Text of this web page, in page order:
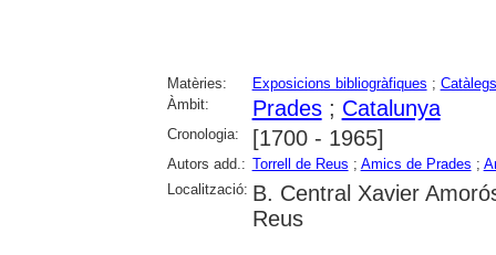
Matèries: Exposicions bibliogràfiques ; Catàlegs
Àmbit:
Prades; Catalunya
Cronologia: [1700 - 1965]
Autors add.: Torrell de Reus ; Amics de Prades ;
Localització: B. Central Xavier
Reus